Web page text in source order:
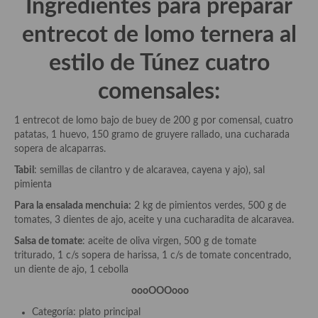
Plato principal
Postres y dulces
Postres con frutas
Salazones y encurtidos
Recetas Especiales
Recetas maridadas con los mejores AOVES
Ingredientes para preparar
entrecot de lomo ternera al
estilo de Túnez cuatro
comensales:
1 entrecot de lomo bajo de buey de 200 g por comensal, cuatro
patatas, 1 huevo, 150 gramo de gruyere rallado, una cucharada
sopera de alcaparras.
Tabil : semillas de cilantro y de alcaravea, cayena y ajo), sal
pimienta
Para la ensalada menchuia: 2 kg de pimientos verdes, 500 g de
tomates, 3 dientes de ajo, aceite y una cucharadita de alcaravea.
Salsa de tomate: aceite de oliva virgen, 500 g de tomate
triturado, 1 c/s sopera de harissa, 1 c/s de tomate concentrado,
un diente de ajo, 1 cebolla
oooOOOooo
Categoría: plato principal